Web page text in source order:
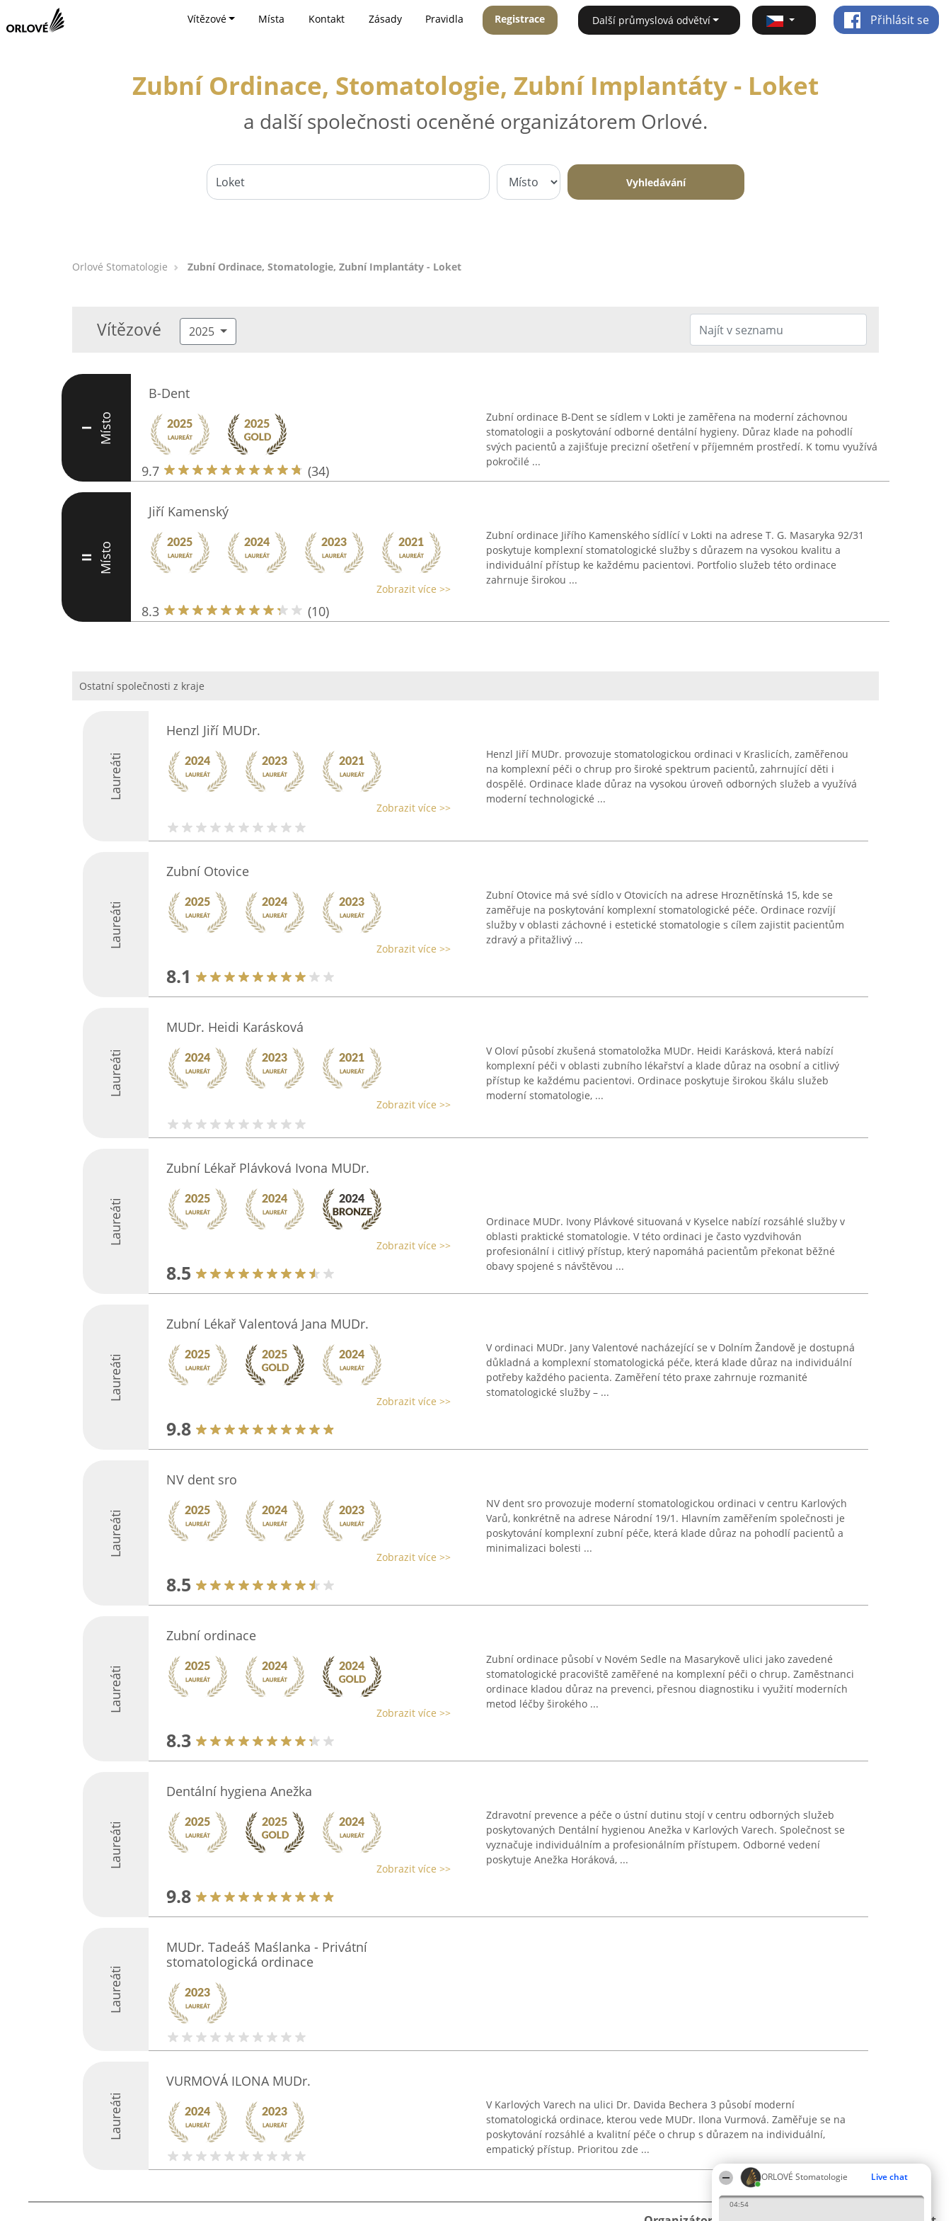
ORLOVÉ Stomatologie Live chat
04:54
Vítězové Místa Kontakt Zásady Pravidla Registrace Další průmyslová odvětví Přihlásit se
Zubní Ordinace, Stomatologie, Zubní Implantáty - Loket
a další společnosti oceněné organizátorem Orlové.
Vyhledávání
Orlové Stomatologie Zubní Ordinace, Stomatologie, Zubní Implantáty - Loket
Vítězové 2025
I Místo
B-Dent
9.7 (34)
Zubní ordinace B-Dent se sídlem v Lokti je zaměřena na moderní záchovnou
stomatologii a poskytování odborné dentální hygieny. Důraz klade na pohodlí
svých pacientů a zajišťuje precizní ošetření v příjemném prostředí. K tomu využívá
pokročilé ...
II Místo
Jiří Kamenský
Zobrazit více >>
8.3 (10)
Zubní ordinace Jiřího Kamenského sídlící v Lokti na adrese T. G. Masaryka 92/31
poskytuje komplexní stomatologické služby s důrazem na vysokou kvalitu a
individuální přístup ke každému pacientovi. Portfolio služeb této ordinace
zahrnuje širokou ...
Ostatní společnosti z kraje
Laureáti
Henzl Jiří MUDr.
Zobrazit více >>
Henzl Jiří MUDr. provozuje stomatologickou ordinaci v Kraslicích, zaměřenou
na komplexní péči o chrup pro široké spektrum pacientů, zahrnující děti i
dospělé. Ordinace klade důraz na vysokou úroveň odborných služeb a využívá
moderní technologické ...
Laureáti
Zubní Otovice
Zobrazit více >>
8.1
Zubní Otovice má své sídlo v Otovicích na adrese Hroznětínská 15, kde se
zaměřuje na poskytování komplexní stomatologické péče. Ordinace rozvíjí
služby v oblasti záchovné i estetické stomatologie s cílem zajistit pacientům
zdravý a přitažlivý ...
Laureáti
MUDr. Heidi Karásková
Zobrazit více >>
V Oloví působí zkušená stomatoložka MUDr. Heidi Karásková, která nabízí
komplexní péči v oblasti zubního lékařství a klade důraz na osobní a citlivý
přístup ke každému pacientovi. Ordinace poskytuje širokou škálu služeb
moderní stomatologie, ...
Laureáti
Zubní Lékař Plávková Ivona MUDr.
Zobrazit více >>
8.5
Ordinace MUDr. Ivony Plávkové situovaná v Kyselce nabízí rozsáhlé služby v
oblasti praktické stomatologie. V této ordinaci je často vyzdvihován
profesionální i citlivý přístup, který napomáhá pacientům překonat běžné
obavy spojené s návštěvou ...
Laureáti
Zubní Lékař Valentová Jana MUDr.
Zobrazit více >>
9.8
V ordinaci MUDr. Jany Valentové nacházející se v Dolním Žandově je dostupná
důkladná a komplexní stomatologická péče, která klade důraz na individuální
potřeby každého pacienta. Zaměření této praxe zahrnuje rozmanité
stomatologické služby – ...
Laureáti
NV dent sro
Zobrazit více >>
8.5
NV dent sro provozuje moderní stomatologickou ordinaci v centru Karlových
Varů, konkrétně na adrese Národní 19/1. Hlavním zaměřením společnosti je
poskytování komplexní zubní péče, která klade důraz na pohodlí pacientů a
minimalizaci bolesti ...
Laureáti
Zubní ordinace
Zobrazit více >>
8.3
Zubní ordinace působí v Novém Sedle na Masarykově ulici jako zavedené
stomatologické pracoviště zaměřené na komplexní péči o chrup. Zaměstnanci
ordinace kladou důraz na prevenci, přesnou diagnostiku i využití moderních
metod léčby širokého ...
Laureáti
Dentální hygiena Anežka
Zobrazit více >>
9.8
Zdravotní prevence a péče o ústní dutinu stojí v centru odborných služeb
poskytovaných Dentální hygienou Anežka v Karlových Varech. Společnost se
vyznačuje individuálním a profesionálním přístupem. Odborné vedení
poskytuje Anežka Horáková, ...
Laureáti
MUDr. Tadeáš Maślanka - Privátní
stomatologická ordinace
Laureáti
VURMOVÁ ILONA MUDr.
V Karlových Varech na ulici Dr. Davida Bechera 3 působí moderní
stomatologická ordinace, kterou vede MUDr. Ilona Vurmová. Zaměřuje se na
poskytování rozsáhlé a kvalitní péče o chrup s důrazem na individuální,
empatický přístup. Prioritou zde ...